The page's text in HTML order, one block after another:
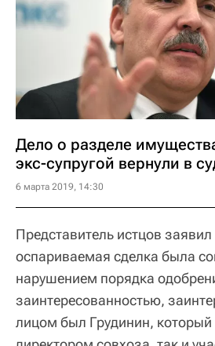
Дело о разделе
экс-супругой вернули в
6 марта 2019, 14:30
Представитель истцов заявил
оспариваемая сделка была
нарушением порядка
заинтересованностью,
лицом был Грудинин, который